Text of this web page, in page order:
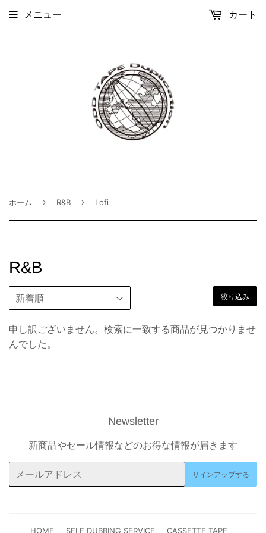
メニュー カート
ホーム › R&B › Lofi
R&B
絞り込み
申し訳ございません。検索に一致する商品が見つかりませ
んでした。
Newsletter
新商品やセール情報などのお得な情報が届きます
ー
サインアップする
HOME SELF DUBBING SERVICE CASSETTE TAPE